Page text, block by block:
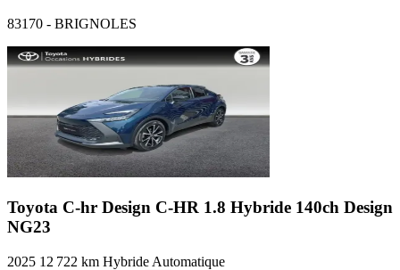
83170 - BRIGNOLES
Toyota C-hr Design C-HR 1.8 Hybride 140ch Design
NG23
2025 12 722 km Hybride Automatique